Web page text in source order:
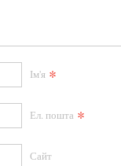
Ім'я *
Ел. пошта *
Сайт